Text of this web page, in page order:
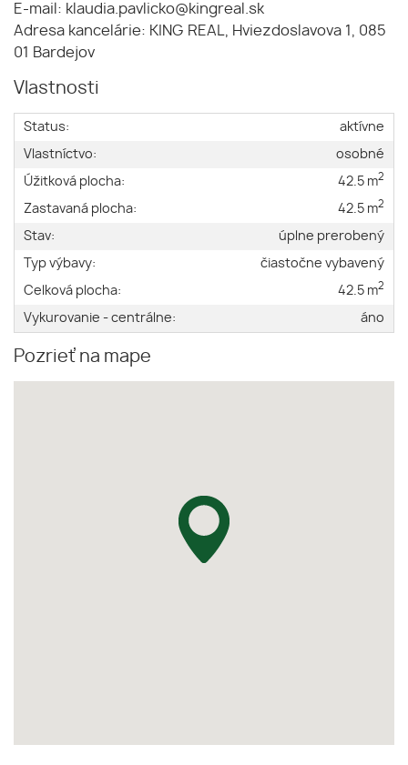
E-mail: klaudia.pavlicko@kingreal.sk
Adresa kancelárie: KING REAL, Hviezdoslavova 1, 085
01 Bardejov
Vlastnosti
Status:
aktívne
Vlastníctvo:
osobné
Úžitková plocha:
42.5 m2
Zastavaná plocha: 42.5 m2
Stav:
úplne prerobený
Typ výbavy:
čiastočne vybavený
Celková plocha:
42.5 m2
Vykurovanie - centrálne: áno
Pozrieť na mape